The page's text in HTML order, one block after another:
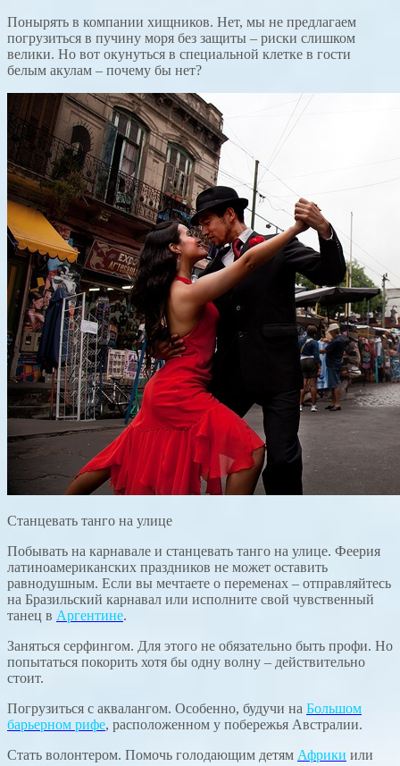
Понырять в компании хищников. Нет, мы не предлагаем
погрузиться в пучину моря без защиты – риски слишком
велики. Но вот окунуться в специальной клетке в гости
белым акулам – почему бы нет?
Станцевать танго на улице
Побывать на карнавале и станцевать танго на улице. Феерия
латиноамериканских праздников не может оставить
равнодушным. Если вы мечтаете о переменах – отправляйтесь
на Бразильский карнавал или исполните свой чувственный
танец в Аргентине.
Заняться серфингом. Для этого не обязательно быть профи. Но
попытаться покорить хотя бы одну волну – действительно
стоит.
Погрузиться с аквалангом. Особенно, будучи на Большом
барьерном рифе, расположенном у побережья Австралии.
Стать волонтером. Помочь голодающим детям Африки или